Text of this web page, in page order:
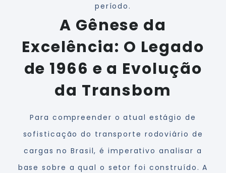
período.
A Gênese da
Excelência: O Legado
de 1966 e a Evolução
da Transbom
Para compreender o atual estágio de
sofisticação do transporte rodoviário de
cargas no Brasil, é imperativo analisar a
base sobre a qual o setor foi construído. A